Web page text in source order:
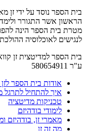
בית הספר נוסד על ידי זן
הראשון אשר התגורר
מטרת בית הספר הינה
לנגישים לאוכלוסיה
בית הספר למדיטצית זן
ע"ר 580654911
אודות בית הספר
איך להתחיל לתרגל
טכניקות מדיטציה
לימודי בודהיזם
מאמרי זן, בודהיזם
מה זה זן